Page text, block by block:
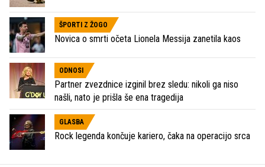
ŠPORTI Z ŽOGO
Novica o smrti očeta Lionela Messija zanetila kaos
ODNOSI
Partner zvezdnice izginil brez sledu: nikoli ga niso
našli, nato je prišla še ena tragedija
GLASBA
Rock legenda končuje kariero, čaka na operacijo srca